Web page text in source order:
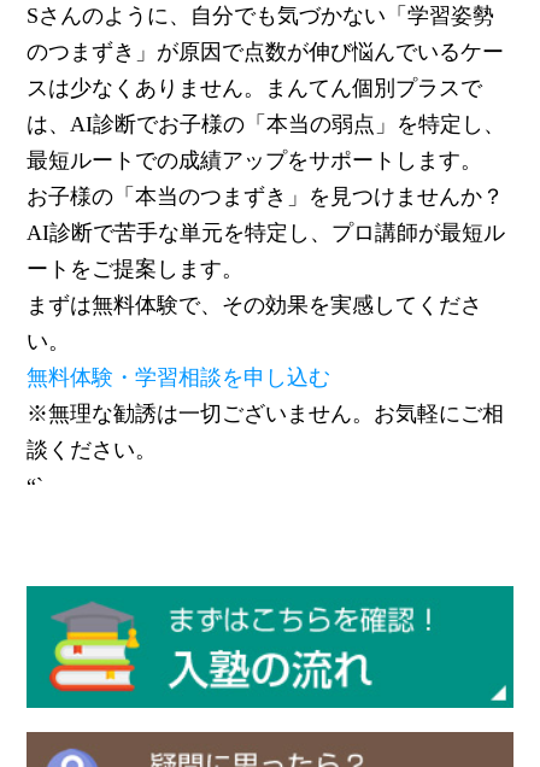
Sさんのように、自分でも気づかない「学習姿勢
のつまずき」が原因で点数が伸び悩んでいるケー
スは少なくありません。まんてん個別プラスで
は、AI診断でお子様の「本当の弱点」を特定し、
最短ルートでの成績アップをサポートします。
お子様の「本当のつまずき」 を見つけませんか？
AI診断で苦手な単元を特定し、 プロ講師が最短ル
ートをご提案します。
まずは無料体験で、 その効果を実感してくださ
い。
無料体験・学習相談を申し込む
※無理な勧誘は一切ございません。お気軽にご相
談ください。
“`